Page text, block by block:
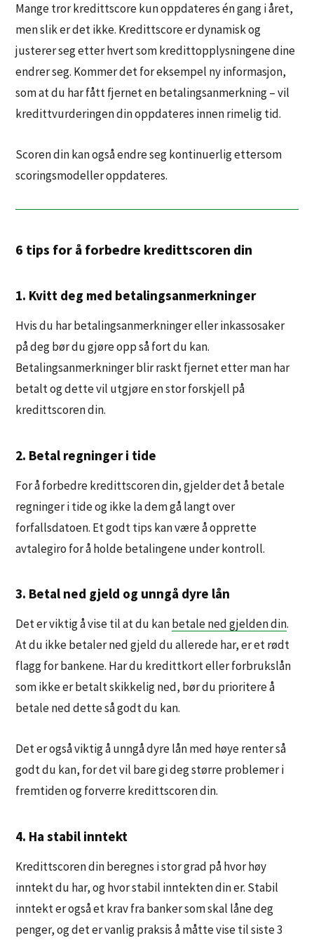
Mange tror kredittscore kun oppdateres én gang i året,
men slik er det ikke. Kredittscore er dynamisk og
justerer seg etter hvert som kredittopplysningene dine
endrer seg. Kommer det for eksempel ny informasjon,
som at du har fått fjernet en betalingsanmerkning – vil
kredittvurderingen din oppdateres innen rimelig tid.
Scoren din kan også endre seg kontinuerlig ettersom
scoringsmodeller oppdateres.
6 tips for å forbedre kredittscoren din
1. Kvitt deg med betalingsanmerkninger
Hvis du har betalingsanmerkninger eller inkassosaker
på deg bør du gjøre opp så fort du kan.
Betalingsanmerkninger blir raskt fjernet etter man har
betalt og dette vil utgjøre en stor forskjell på
kredittscoren din.
2. Betal regninger i tide
For å forbedre kredittscoren din, gjelder det å betale
regninger i tide og ikke la dem gå langt over
forfallsdatoen. Et godt tips kan være å opprette
avtalegiro for å holde betalingene under kontroll.
3. Betal ned gjeld og unngå dyre lån
Det er viktig å vise til at du kanbetale ned gjelden din.
At du ikke betaler ned gjeld du allerede har, er et rødt
flagg for bankene. Har du kredittkort eller forbrukslån
som ikke er betalt skikkelig ned, bør du prioritere å
betale ned dette så godt du kan.
Det er også viktig å unngå dyre lån med høye renter så
godt du kan, for det vil bare gi deg større problemer i
fremtiden og forverre kredittscoren din.
4. Ha stabil inntekt
Kredittscoren din beregnes i stor grad på hvor høy
inntekt du har, og hvor stabil inntekten din er. Stabil
inntekt er også et krav fra banker som skal låne deg
penger, og det er vanlig praksis å måtte vise til siste 3